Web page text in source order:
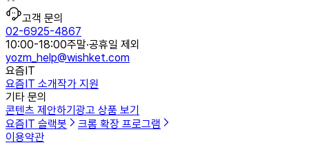
고객 문의
02-6925-4867
10:00-18:00주말·공휴일 제외
yozm_help@wishket.com
요즘IT
요즘IT 소개작가 지원
기타 문의
콘텐츠 제안하기 광고 상품 보기
요즘IT 슬랙봇
크롬 확장 프로그램
이용약관